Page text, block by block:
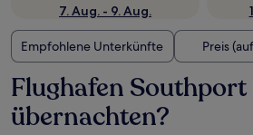
7. Aug. - 9. Aug.
Empfohlene Unterkünfte Preis
Flughafen Southport
übernachten?